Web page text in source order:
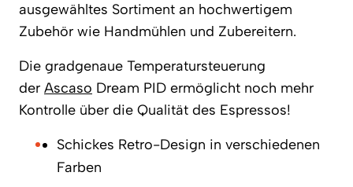
ausgewähltes Sortiment an hochwertigem
Zubehör wie Handmühlen und Zubereitern.
Die gradgenaue Temperatursteuerung
der Ascaso Dream PID ermöglicht noch mehr
Kontrolle über die Qualität des Espressos!
Schickes Retro-Design in verschiedenen
Farben